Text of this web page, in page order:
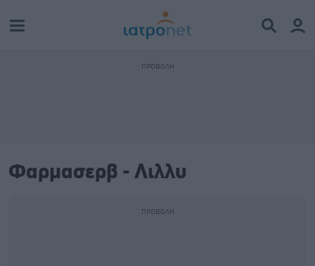
Φαρμασερβ - Λιλλυ